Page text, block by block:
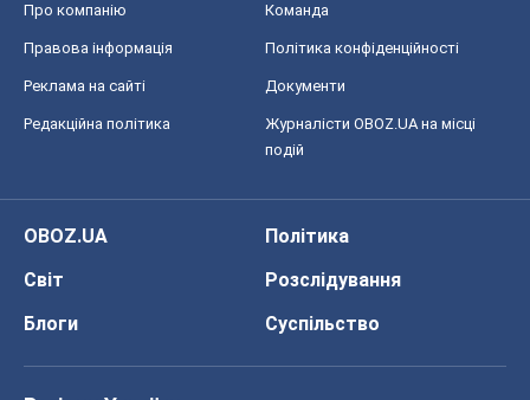
Про компанію Команда
Правова інформація Політика конфіденційності
Реклама на сайті Документи
Редакційна політика
Журналісти OBOZ.UA на місці
подій
OBOZ.UA
Політика
Світ
Розслідування
Блоги
Суспільство